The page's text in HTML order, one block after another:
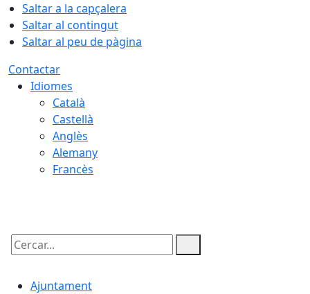
Saltar a la capçalera
Saltar al contingut
Saltar al peu de pàgina
Contactar
Idiomes
Català
Castellà
Anglès
Alemany
Francès
Cercar:
Ajuntament